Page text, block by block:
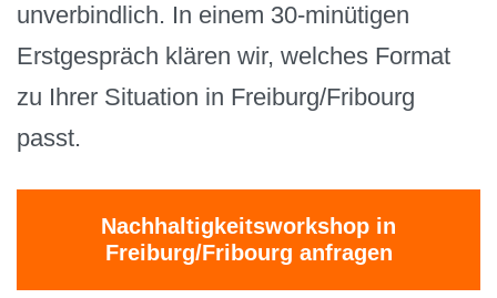
unverbindlich. In einem 30-minütigen
Erstgespräch klären wir, welches Format
zu Ihrer Situation in Freiburg/Fribourg
passt.
Nachhaltigkeitsworkshop in
Freiburg/Fribourg anfragen